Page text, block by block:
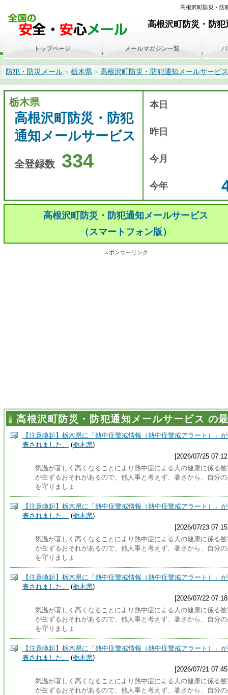
高根沢町防災・防
高根沢町防災・防
防犯・防災メール > 栃木県 > 高根沢町防災・防犯通知メールサービス
栃木県
高根沢町防災・防犯
通知メールサービス
全登録数 334
本日
昨日
今月
今年
高根沢町防災・防犯通知メールサービス
（スマートフォン版）
スポンサーリンク
高根沢町防災・防犯通知メールサービス の
【注意喚起】栃木県に「熱中症警戒情報（熱中症警戒アラート）」
表されました。
(栃木県)
[2026/07/25
気温が著しく高くなることにより熱中症による人の健康に係る
が生ずるおそれがあるので、他人事と考えず、暑さから、自分
を守りましょ
【注意喚起】栃木県に「熱中症警戒情報（熱中症警戒アラート）」
表されました。
(栃木県)
[2026/07/23
気温が著しく高くなることにより熱中症による人の健康に係る
が生ずるおそれがあるので、他人事と考えず、暑さから、自分
を守りましょ
【注意喚起】栃木県に「熱中症警戒情報（熱中症警戒アラート）」
表されました。
(栃木県)
[2026/07/22
気温が著しく高くなることにより熱中症による人の健康に係る
が生ずるおそれがあるので、他人事と考えず、暑さから、自分
を守りましょ
【注意喚起】栃木県に「熱中症警戒情報（熱中症警戒アラート）」
表されました。
(栃木県)
[2026/07/21
気温が著しく高くなることにより熱中症による人の健康に係る
が生ずるおそれがあるので、他人事と考えず、暑さから、自分
トップページ メールマガジン一覧